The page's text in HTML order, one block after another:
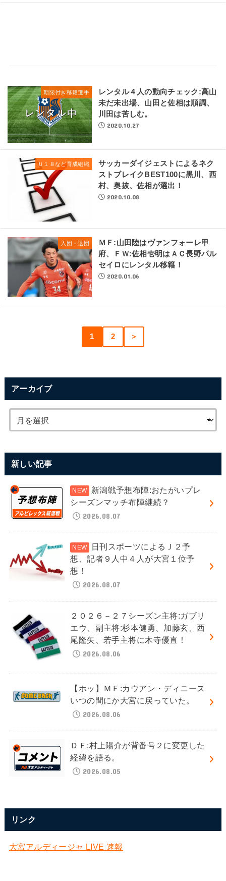
期限付き移籍選手
レンタル４人の動向チェック:高山
未だ未出場、山田と佐相は順調、
川田は苦しむ。
2020.10.27
Ｕ１８など育成組織
サッカーダイジェストによるネク
ストブレイクBEST100に黒川、西
村、奥抜、佐相が選出！
2020.10.08
入団・退団
ＭＦ:山田陸はヴァンフォーレ甲
府、ＦＷ:佐相壱明はＡＣ長野パル
セイロにレンタル移籍！
2020.01.06
1 2 ＞
アーカイブ
新しい記事
新潟戦予想布陣:おたがいプレ
シーズンマッチ布陣継続？
2026.08.07
日刊スポーツによるＪ２予
想、記者９人中４人が大宮１位予
想！
2026.08.07
２０２６－２７シーズン主将:ガブリ
エウ、副主将:杉本健勇、加藤玄、西
尾隆矢、若手主将に木寺優直！
2026.08.06
【ホッ】ＭＦ:カウアン・ディニース
いつの間にか大宮に戻っていた。
2026.08.06
ＤＦ:村上陽介が背番号２に変更した
経緯を語る。
2026.08.05
リンク
大宮アルディージャ LIVE 速報